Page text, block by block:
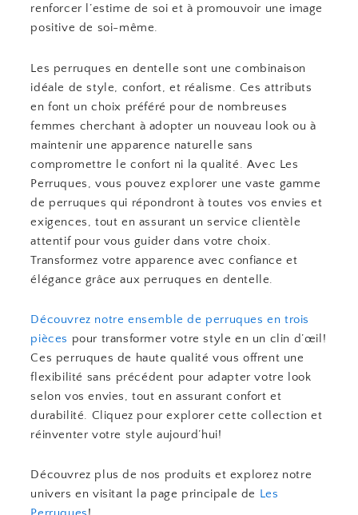
renforcer l’estime de soi et à promouvoir une image
positive de soi-même.
Les perruques en dentelle sont une combinaison
idéale de style, confort, et réalisme. Ces attributs
en font un choix préféré pour de nombreuses
femmes cherchant à adopter un nouveau look ou à
maintenir une apparence naturelle sans
compromettre le confort ni la qualité. Avec Les
Perruques, vous pouvez explorer une vaste gamme
de perruques qui répondront à toutes vos envies et
exigences, tout en assurant un service clientèle
attentif pour vous guider dans votre choix.
Transformez votre apparence avec confiance et
élégance grâce aux perruques en dentelle.
Découvrez notre ensemble de perruques en trois
pièces pour transformer votre style en un clin d’œil!
Ces perruques de haute qualité vous offrent une
flexibilité sans précédent pour adapter votre look
selon vos envies, tout en assurant confort et
durabilité. Cliquez pour explorer cette collection et
réinventer votre style aujourd’hui!
Découvrez plus de nos produits et explorez notre
univers en visitant la page principale de Les